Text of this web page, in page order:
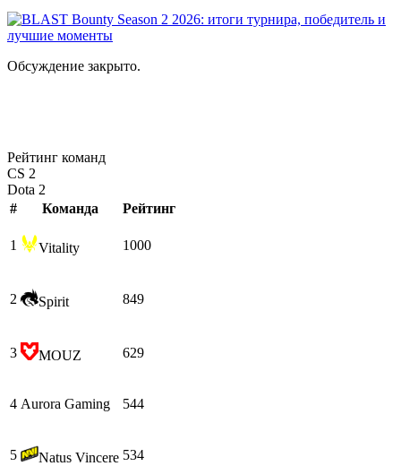
Обсуждение закрыто.
Рейтинг команд
CS 2
Dota 2
#
Команда Рейтинг
1 Vitality 1000
2 Spirit 849
3 MOUZ 629
4 Aurora Gaming 544
5 Natus Vincere 534